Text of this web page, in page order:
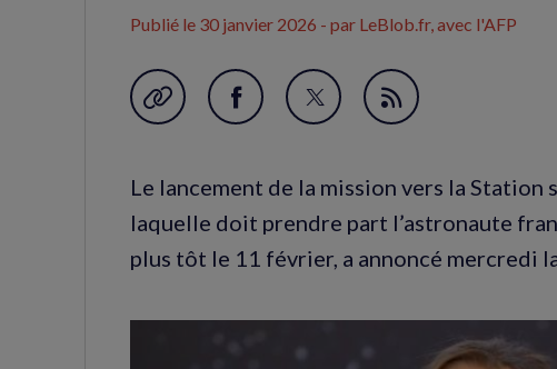
Publié le 30 janvier 2026 - par LeBlob.fr, avec l'AFP
Garder en favori
Partager
Facebook
(nouvelle
Partager
Twitter
(nouvelle
Flux
Le lancement de la mission vers la Station
laquelle doit prendre part l’astronaute
plus tôt le 11 février, a annoncé mercredi